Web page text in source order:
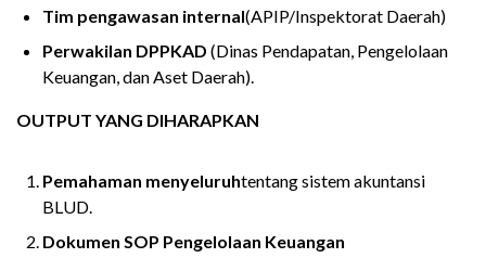
Tim pengawasan internal(APIP/Inspektorat Daerah)
Perwakilan DPPKAD (Dinas Pendapatan, Pengelolaan
Keuangan, dan Aset Daerah).
OUTPUT YANG DIHARAPKAN
Pemahaman menyeluruhtentang sistem akuntansi
BLUD.
Dokumen SOP Pengelolaan Keuangan